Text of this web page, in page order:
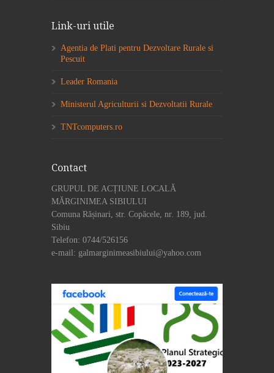
Link-uri utile
Agentia de Plati pentru Dezvoltare Rurale si
Pescuit
Leader Romania
Ministerul Agriculturii si Dezvoltatii Rurale
TNTcomputers.ro
Contact
GRUPUL DE ACȚIUNE LOCALĂ
MĂRGINIMEA SIBIULUI
Comuna Rășinari, str. Copăcele, nr. 189, jud.
Sibiu
Telefon: 0744/526156
e-mail: galmarginimeasibiului@yahoo.com